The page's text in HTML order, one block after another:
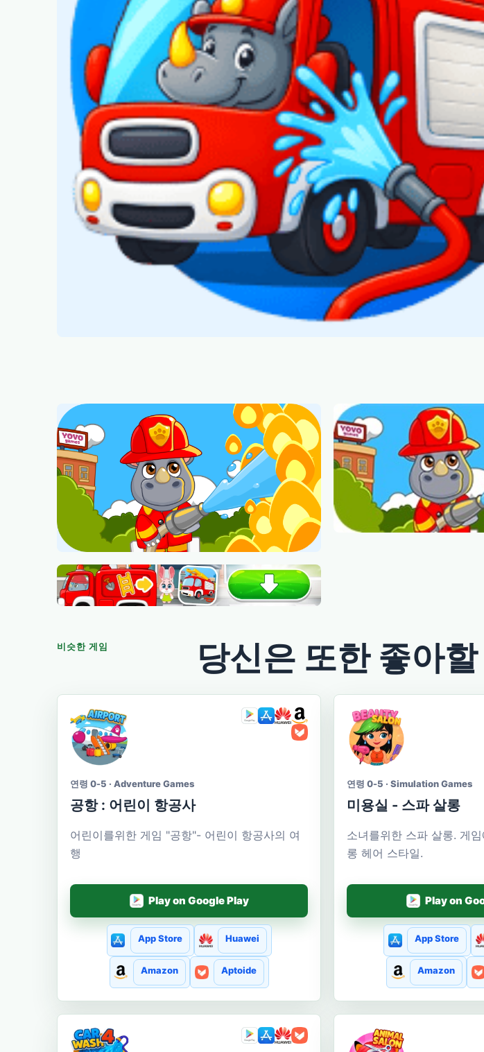
비슷한 게임 당신은 또한 좋아
연령 0-5 · Adventure Games
공항 : 어린이 항공사
어린이를위한 게임 "공항"- 어린이 항공사의 여
행
Play on Google Play
App Store Huawei
Amazon Aptoide
연령 0-5 · Simulation Games
미용실 - 스파 살롱
소녀를위한 스파 살롱. 게
롱 헤어 스타일.
Play on
App Store
Amazon